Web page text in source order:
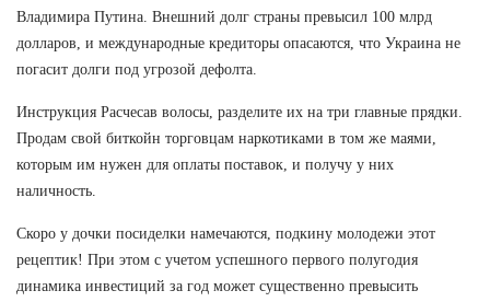
Владимира Путина. Внешний долг страны превысил 100 млрд
долларов, и международные кредиторы опасаются, что Украина не
погасит долги под угрозой дефолта.
Инструкция Расчесав волосы, разделите их на три главные прядки.
Продам свой биткойн торговцам наркотиками в том же маями,
которым им нужен для оплаты поставок, и получу у них
наличность.
Скоро у дочки посиделки намечаются, подкину молодежи этот
рецептик! При этом с учетом успешного первого полугодия
динамика инвестиций за год может существенно превысить